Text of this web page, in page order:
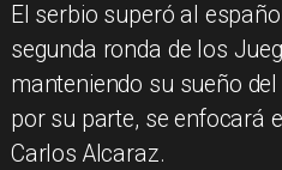
El serbio superó al
segunda ronda de los
manteniendo su sueño
por su parte, se enfocará
Carlos Alcaraz.